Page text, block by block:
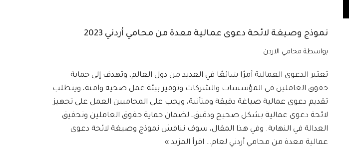
نموذج وصيغة لائحة دعوى عمالية معدة من محامي أردني 2023
بواسطة محامي الاردن
تعتبر الدعوى العمالية أمرًا شائعًا في العديد من دول العالم، وتهدف إلى حماية
حقوق العاملين في المؤسسات والشركات وتوفير بيئة عمل صحية وآمنة، ويتطلب
تقديم دعوى عمالية صياغة دقيقة ومتأنية، ويجب على المحاميين العمل على تجهيز
لائحة دعوى عمالية بشكل صحيح ودقيق، لضمان حماية حقوق العاملين وتحقيق
العدالة في النهاية. وفي هذا المقال، سوف نناقش نموذج وصيغة لائحة دعوى
عمالية معدة من محامي أردني لعام… اقرأ المزيد »